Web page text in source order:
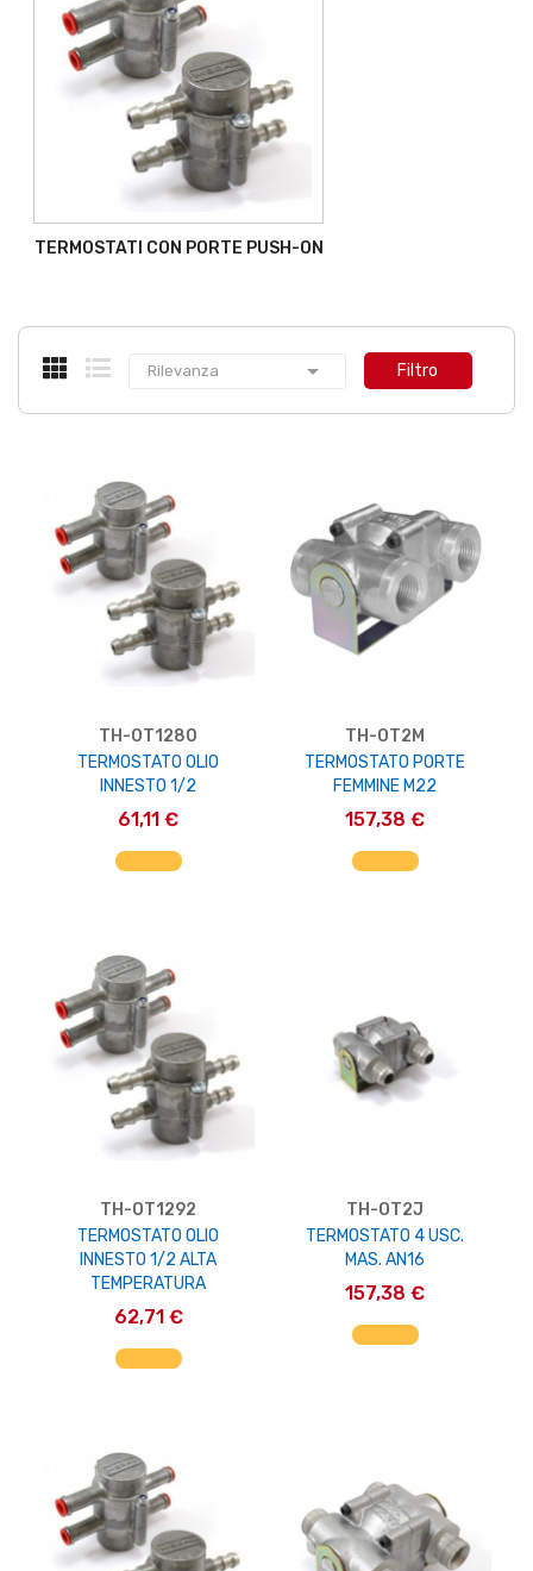
TERMOSTATI CON PORTE PUSH-ON
Rilevanza  Filtro
TH-OT1280
TERMOSTATO OLIO
INNESTO 1/2
61,11 €
AGGIUNGI AL CARRELLO
TH-OT2M
TERMOSTATO PORTE
FEMMINE M22
157,38 €
AGGIUNGI AL CARRELLO
TH-OT1292
TERMOSTATO OLIO
INNESTO 1/2 ALTA
TEMPERATURA
62,71 €
AGGIUNGI AL CARRELLO
TH-OT2J
TERMOSTATO 4 USC.
MAS. AN16
157,38 €
AGGIUNGI AL CARRELLO